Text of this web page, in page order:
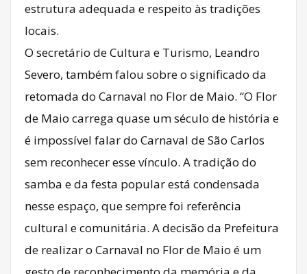
estrutura adequada e respeito às tradições
locais.
O secretário de Cultura e Turismo, Leandro
Severo, também falou sobre o significado da
retomada do Carnaval no Flor de Maio. “O Flor
de Maio carrega quase um século de história e
é impossível falar do Carnaval de São Carlos
sem reconhecer esse vínculo. A tradição do
samba e da festa popular está condensada
nesse espaço, que sempre foi referência
cultural e comunitária. A decisão da Prefeitura
de realizar o Carnaval no Flor de Maio é um